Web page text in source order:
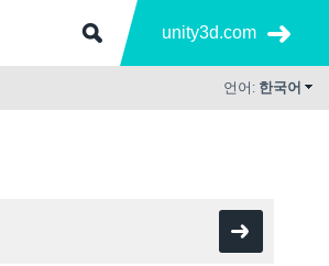
unity3d.com
언어: 한국어